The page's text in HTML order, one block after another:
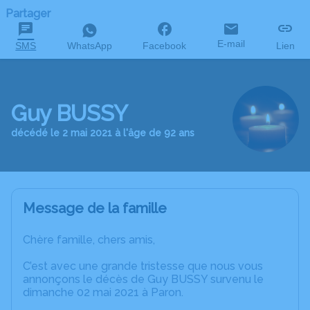
Partager
SMS WhatsApp Facebook E-mail Lien
Guy BUSSY
décédé le 2 mai 2021 à l'âge de 92 ans
Message de la famille
Chère famille, chers amis,
C’est avec une grande tristesse que nous vous
annonçons le décès de Guy BUSSY survenu le
dimanche 02 mai 2021 à Paron.